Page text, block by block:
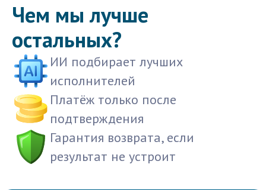
Чем мы лучше
остальных?
ИИ подбирает лучших
исполнителей
Платёж только после
подтверждения
Гарантия возврата, если
результат не устроит